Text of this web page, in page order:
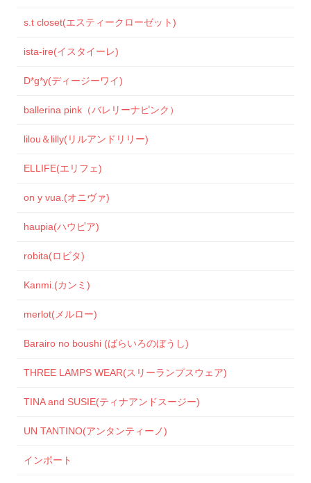
s.t closet(エスティークローゼット)
ista-ire(イスタイーレ)
D*g*y(ディージーワイ)
ballerina pink（バレリーナピンク）
lilou＆lilly(リルアンドリリー)
ELLIFE(エリフェ)
on y vua.(オニヴァ)
haupia(ハウピア)
robita(ロビタ)
Kanmi.(カンミ)
merlot(メルロー)
Barairo no boushi (ばらいろのぼうし)
THREE LAMPS WEAR(スリーランプスウェア)
TINA and SUSIE(ティナアンドスージー)
UN TANTINO(アンタンティーノ)
インポート